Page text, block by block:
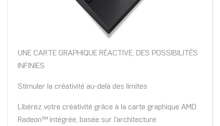
UNE CARTE GRAPHIQUE RÉACTIVE, DES POSSIBILITÉS
INFINIES
Stimuler la créativité au-delà des limites
Libérez votre créativité grâce à la carte graphique AMD
Radeon™ intégrée, basée sur l'architecture